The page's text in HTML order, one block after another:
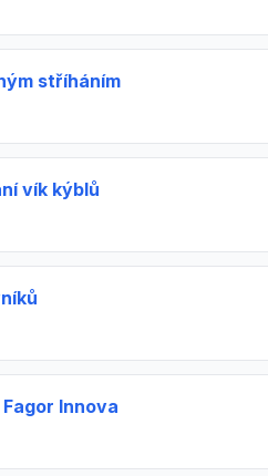
stříháním
vík kýblů
Innova